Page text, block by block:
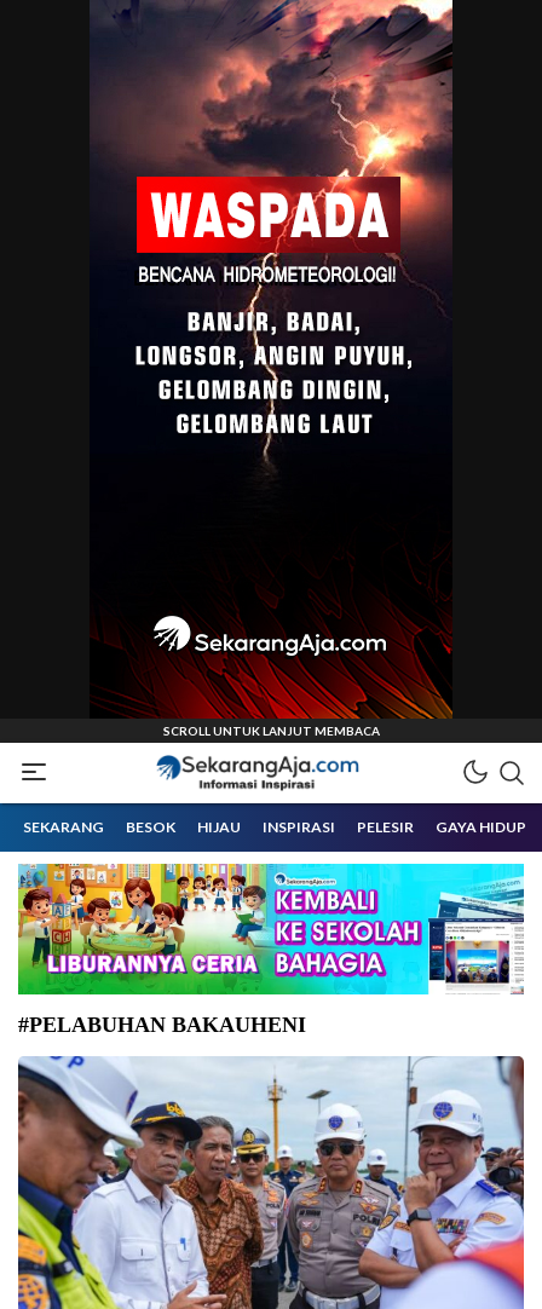
Sekarangaja
Informasi Inspirasi Malang Raya
SEKARANG BESOK HIJAU INSPIRASI PELESIR GAYA HIDUP
#PELABUHAN BAKAUHENI
Wakil Menteri Perhubungan (Wamenhub) Suntana didampingi
Kakorlantas Polri Irjen Pol Aan Suhanan meninjau Pelabuhan Bakauheni,
Pelabuhan Bandar Bakau Jaya (BBJ) Muara Pilu, dan Pelabuhan Wika
Beton, di Lampung. (foto: humas.polri.go.id)